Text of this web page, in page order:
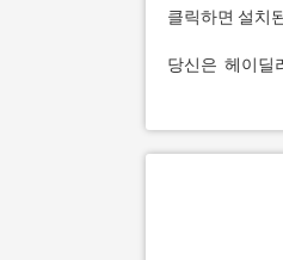
당신은  헤이딜